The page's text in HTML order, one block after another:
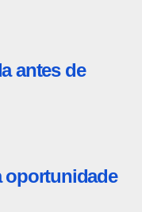
antes de
oportunidade